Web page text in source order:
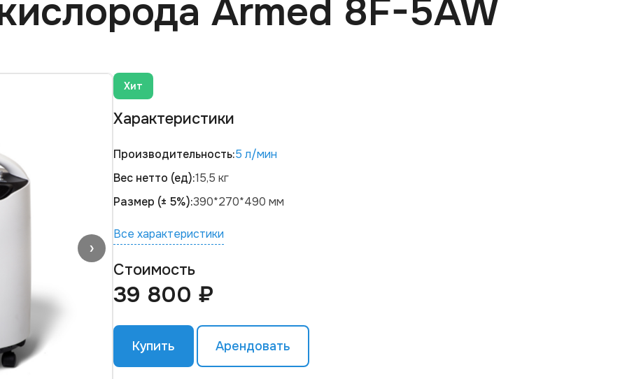
Armed 8F-5AW
›
Хит
Характеристики
Производительность:5 л/мин
Вес нетто (ед):15,5 кг
Размер (± 5%):390*270*490 мм
Все характеристики
Стоимость
39 800 ₽
Купить Арендовать